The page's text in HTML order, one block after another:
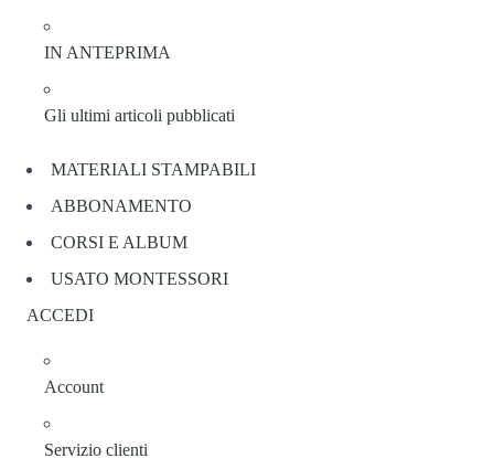
IN ANTEPRIMA
Gli ultimi articoli pubblicati
MATERIALI STAMPABILI
ABBONAMENTO
CORSI E ALBUM
USATO MONTESSORI
ACCEDI
Account
Servizio clienti